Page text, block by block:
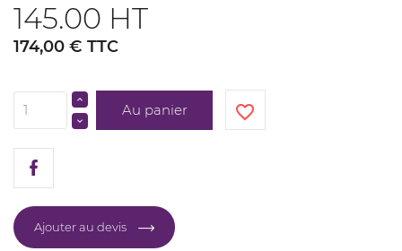
145.00 HT
174,00 € TTC
Au panier favorite_border
Ajouter au devis